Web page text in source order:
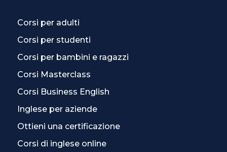
Corsi per adulti
Corsi per studenti
Corsi per bambini e ragazzi
Corsi Masterclass
Corsi Business English
Inglese per aziende
Ottieni una certificazione
Corsi di inglese online